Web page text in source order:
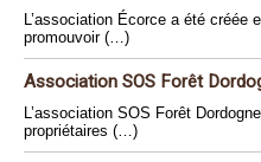
L’association Écorce a été créée
promouvoir (…)
Association SOS Forêt
L’association SOS Forêt
propriétaires (…)